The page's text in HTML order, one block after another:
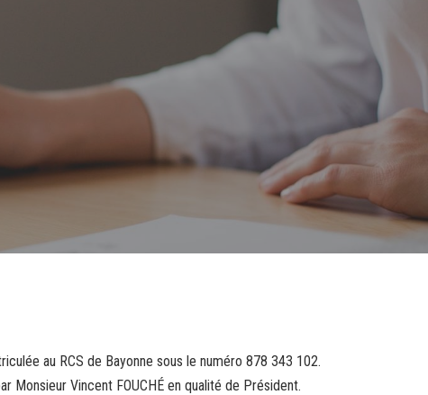
au RCS de Bayonne sous le numéro 878 343 102.
Monsieur Vincent FOUCHÉ en qualité de Président.